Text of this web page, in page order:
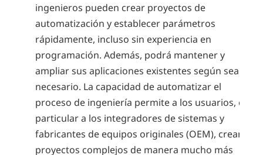
ingenieros pueden crear proyectos de
automatización y establecer parámetros
rápidamente, incluso sin experiencia en
programación. Además, podrá mantener y
ampliar sus aplicaciones existentes según sea
necesario. La capacidad de automatizar el
proceso de ingeniería permite a los usuarios, en
particular a los integradores de sistemas y
fabricantes de equipos originales (OEM), crear
proyectos complejos de manera mucho más